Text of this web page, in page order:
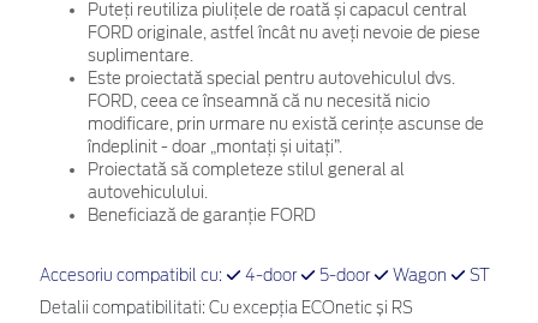
Puteți reutiliza piulițele de roată și capacul central
FORD originale, astfel încât nu aveți nevoie de piese
suplimentare.
Este proiectată special pentru autovehiculul dvs.
FORD, ceea ce înseamnă că nu necesită nicio
modificare, prin urmare nu există cerințe ascunse de
îndeplinit - doar „montați și uitați”.
Proiectată să completeze stilul general al
autovehiculului.
Beneficiază de garanție FORD
Accesoriu compatibil cu: 4-door 5-door Wagon ST
Detalii compatibilitati: Cu excepţia ECOnetic și RS